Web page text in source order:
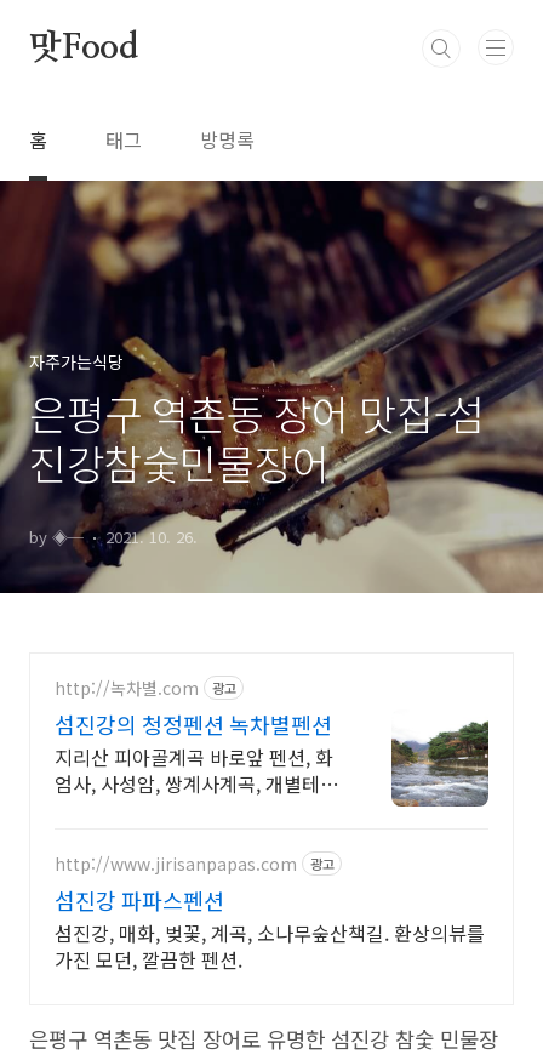
맛Food
홈 태그 방명록
자주가는식당
은평구 역촌동 장어 맛집-섬
진강참숯민물장어
by ◈─ 2021. 10. 26.
http://녹차별.com 광고
섬진강의 청정펜션 녹차별펜션
지리산 피아골계곡 바로앞 펜션, 화
엄사, 사성암, 쌍계사계곡, 개별테라
3분
http://www.jirisanpapas.com 광고
섬진강 파파스펜션
섬진강, 매화, 벚꽃, 계곡, 소나무숲산책길. 환상의뷰를
가진 모던, 깔끔한 펜션.
은평구 역촌동 맛집 장어로 유명한 섬진강 참숯 민물장